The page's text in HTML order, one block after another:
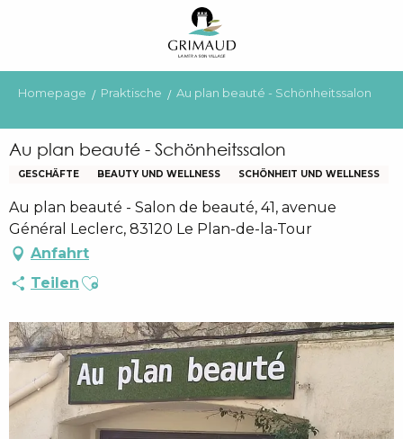
principal
Homepage Praktische Au plan beauté - Schönheitssalon
Au plan beauté - Schönheitssalon
GESCHÄFTE BEAUTY UND WELLNESS SCHÖNHEIT UND WELLNESS
Au plan beauté - Salon de beauté, 41, avenue
Général Leclerc, 83120 Le Plan-de-la-Tour
Anfahrt
Teilen Ajouter aux favoris